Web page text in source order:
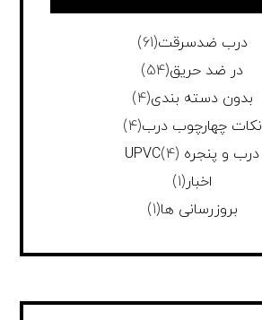
درب ضدسرقت(61)
در ضد حریق(54)
بدون دسته بندی(4)
نکات چهارچوب درب(4)
درب و پنجره UPVC (4)
اخبار(1)
بروزرسانی ها(1)